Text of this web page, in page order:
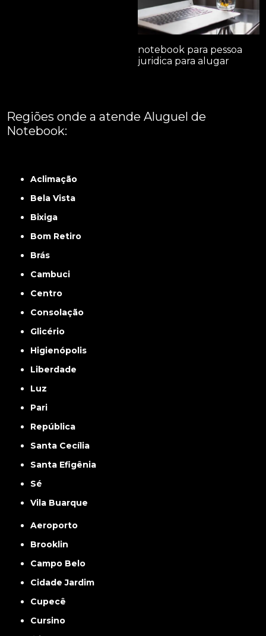
notebook para pessoa
juridica para alugar
Regiões onde a atende Aluguel de
Notebook:
Aclimação
Bela Vista
Bixiga
Bom Retiro
Brás
Cambuci
Centro
Consolação
Glicério
Higienópolis
Liberdade
Luz
Pari
República
Santa Cecília
Santa Efigênia
Sé
Vila Buarque
Aeroporto
Brooklin
Campo Belo
Cidade Jardim
Cupecê
Cursino